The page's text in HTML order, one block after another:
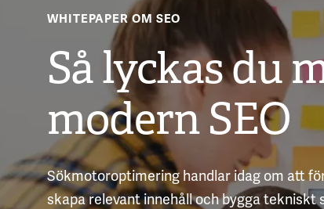
WHITEPAPER OM SEO
Så lyckas du
modern SEO
Sökmotoroptimering handlar idag om att
skapa relevant innehåll och bygga tekniskt